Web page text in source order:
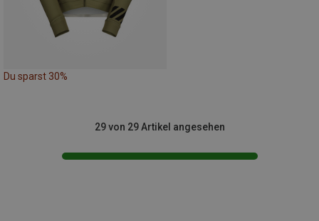
Du sparst 30%
29 von 29 Artikel angesehen